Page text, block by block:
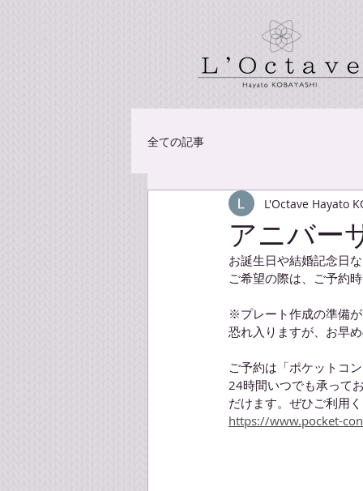
全ての記事
アニバー
L'Octave Hayato
お誕生日や結婚記念日
ご希望の際は、ご予約
※プレート作成の準備
恐れ入りますが、お早
ご予約は「ポケットコ
24時間いつでも承って
だけます。ぜひご利用
https://www.pocket-